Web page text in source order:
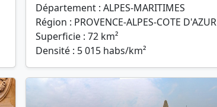
Département : ALPES-MARITIMES
Région : PROVENCE-ALPES-COTE D'AZUR
Superficie : 72 km²
Densité : 5 015 habs/km²